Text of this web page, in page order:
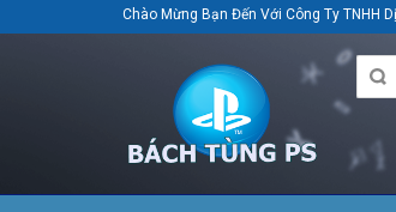
Chào Mừng Bạn Đến Với Công Ty TNHH